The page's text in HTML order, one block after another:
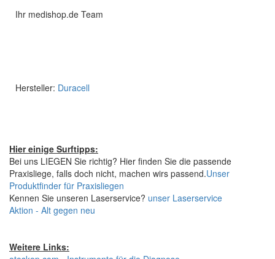
Ihr medishop.de Team
Hersteller: Duracell
Hier einige Surftipps:
Bei uns LIEGEN Sie richtig? Hier finden Sie die passende
Praxisliege, falls doch nicht, machen wirs passend.Unser
Produktfinder für Praxisliegen
Kennen Sie unseren Laserservice? unser Laserservice
Aktion - Alt gegen neu
Weitere Links: